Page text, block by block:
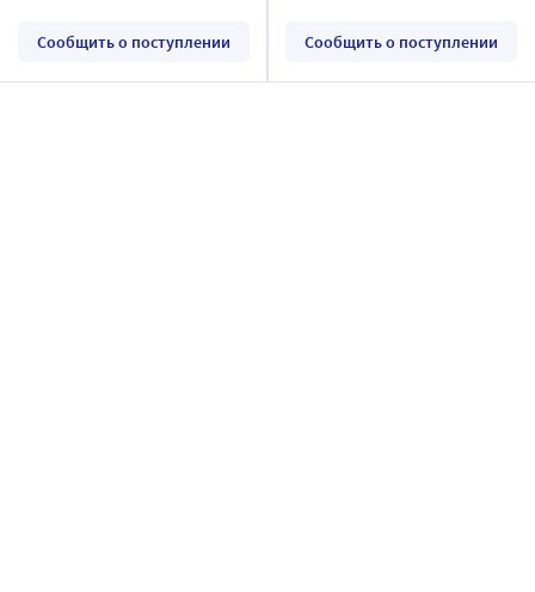
Сообщить о поступлении Сообщить о поступлении